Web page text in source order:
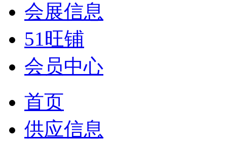
会展信息
51旺铺
会员中心
首页
供应信息